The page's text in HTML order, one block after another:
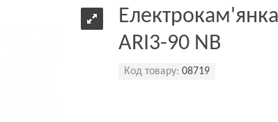
ARI3-90 NB
Код товару: 08719